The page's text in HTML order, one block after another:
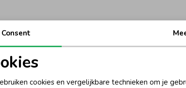
cookies
Consent
cookies en vergelijkbare technieken om je